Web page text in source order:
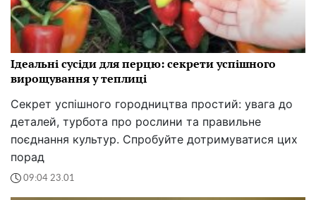
Ідеальні сусіди для перцю: секрети успішного
вирощування у теплиці
Секрет успішного городництва простий: увага до
деталей, турбота про рослини та правильне
поєднання культур. Спробуйте дотримуватися цих
порад
09:04 23.01